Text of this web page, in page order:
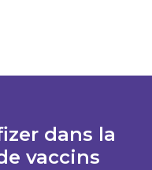
dans la
vaccins